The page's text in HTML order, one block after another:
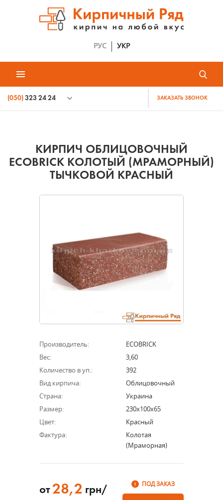
РУС УКР
(050) 323 24 24 ЗАКАЗАТЬ ЗВОНОК
КИРПИЧ ОБЛИЦОВОЧНЫЙ
ECOBRICK КОЛОТЫЙ (МРАМОРНЫЙ)
ТЫЧКОВОЙ КРАСНЫЙ
Производитель:
ECOBRICK
Вес:
3,60
Количество в уп.:
392
Вид кирпича:
Облицовочный
Страна:
Украина
Размер:
230х100х65
Цвет:
Красный
Фактура:
Колотая
(мраморная)
от28,2 грн/
ПОД ЗАКАЗ